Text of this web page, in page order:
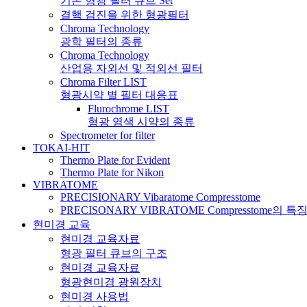
결핵 검진을 위한 형광필터
Chroma Technology
광학 필터의 종류
Chroma Technology
산업용 자외선 및 적외선 필터
Chroma Filter LIST
형광시약 별 필터 대응표
Flurochrome LIST
형광 염색 시약의 종류
Spectrometer for filter
TOKAI-HIT
Thermo Plate for Evident
Thermo Plate for Nikon
VIBRATOME
PRECISIONARY Vibaratome Compresstome
PRECISONARY VIBRATOME Compresstome의 특징
현미경 교육
현미경 교육자료
형광 필터 큐브의 구조
현미경 교육자료
형광현미경 광원장치
현미경 사용법